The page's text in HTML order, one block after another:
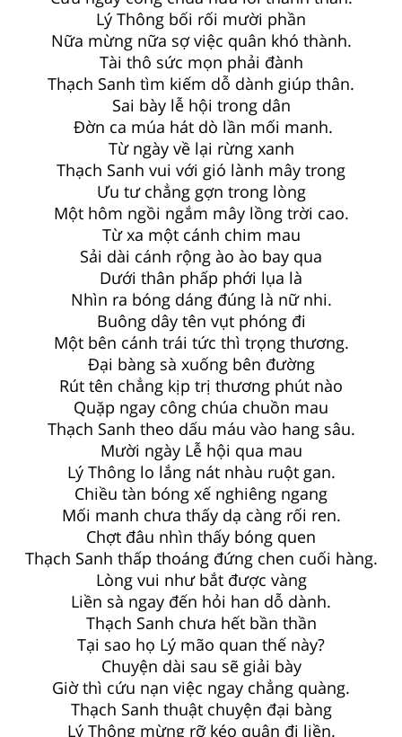
Lý Thông bối rối mười phần
Nữa mừng nữa sợ việc quân khó thành.
Tài thô sức mọn phải đành
Thạch Sanh tìm kiếm dỗ dành giúp thân.
Sai bày lễ hội trong dân
Đờn ca múa hát dò lần mối manh.
Từ ngày về lại rừng xanh
Thạch Sanh vui với gió lành mây trong
Ưu tư chẳng gợn trong lòng
Một hôm ngồi ngắm mây lồng trời cao.
Từ xa một cánh chim mau
Sải dài cánh rộng ào ào bay qua
Dưới thân phấp phới lụa là
Nhìn ra bóng dáng đúng là nữ nhi.
Buông dây tên vụt phóng đi
Một bên cánh trái tức thì trọng thương.
Đại bàng sà xuống bên đường
Rút tên chẳng kịp trị thương phút nào
Quặp ngay công chúa chuồn mau
Thạch Sanh theo dấu máu vào hang sâu.
Mười ngày Lễ hội qua mau
Lý Thông lo lắng nát nhàu ruột gan.
Chiều tàn bóng xế nghiêng ngang
Mối manh chưa thấy dạ càng rối ren.
Chợt đâu nhìn thấy bóng quen
Thạch Sanh thấp thoáng đứng chen cuối hàng.
Lòng vui như bắt được vàng
Liền sà ngay đến hỏi han dỗ dành.
Thạch Sanh chưa hết bần thần
Tại sao họ Lý mão quan thế này?
Chuyện dài sau sẽ giải bày
Giờ thì cứu nạn việc ngay chẳng quàng.
Thạch Sanh thuật chuyện đại bàng
Lý Thông mừng rỡ kéo quân đi liền.